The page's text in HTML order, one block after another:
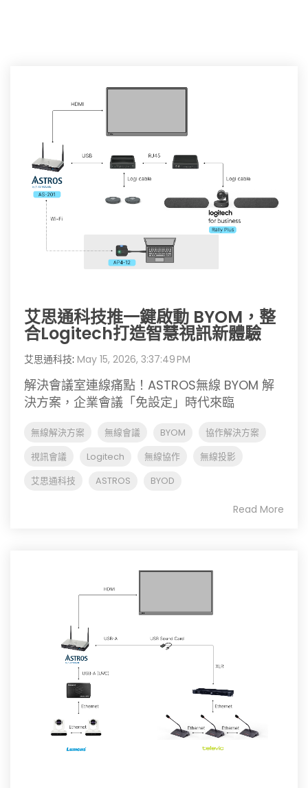
艾思通科技推一鍵啟動 BYOM，整
合Logitech打造智慧視訊新體驗
艾思通科技: May 15, 2026, 3:37:49 PM
解決會議室連線痛點！ASTROS無線 BYOM 解
決方案，企業會議「免設定」時代來臨
無線解決方案 無線會議 BYOM 協作解決方案
視訊會議 Logitech 無線協作 無線投影
艾思通科技 ASTROS BYOD
Read More